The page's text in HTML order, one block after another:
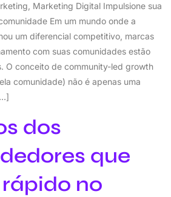
Marketing Digital Impulsione sua
Em um mundo onde a
um diferencial competitivo, marcas
com suas comunidades estão
O conceito de community-led growth
comunidade) não é apenas uma
dos
que
no